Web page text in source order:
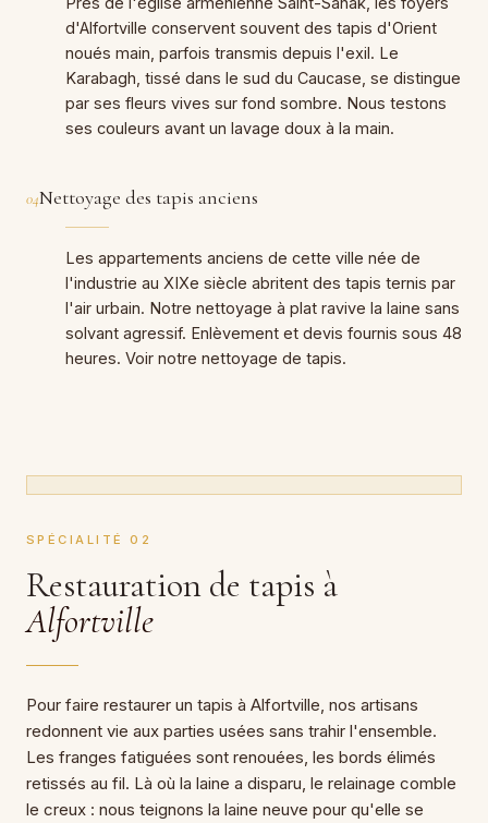
d'Alfortville conservent souvent des tapis d'Orient
noués main, parfois transmis depuis l'exil. Le
Karabagh, tissé dans le sud du Caucase, se distingue
par ses fleurs vives sur fond sombre. Nous testons
ses couleurs avant un lavage doux à la main.
04Nettoyage des tapis anciens
Les appartements anciens de cette ville née de
l'industrie au XIXe siècle abritent des tapis ternis par
l'air urbain. Notre nettoyage à plat ravive la laine sans
solvant agressif. Enlèvement et devis fournis sous 48
heures. Voir notre nettoyage de tapis.
SPÉCIALITÉ 02
Restauration de tapis à
Alfortville
Pour faire restaurer un tapis à Alfortville, nos artisans
redonnent vie aux parties usées sans trahir l'ensemble.
Les franges fatiguées sont renouées, les bords élimés
retissés au fil. Là où la laine a disparu, le relainage comble
le creux : nous teignons la laine neuve pour qu'elle se